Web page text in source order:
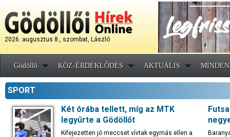
2026. augusztus 8., szombat, László
Gödöllő KÖZ-ÉRDEKLŐDÉS AKTUÁLIS
SPORT
Két órába tellett, míg az MTK
legyűrte a Gödöllőt
Kifejezetten jó meccset vívtak egymás ellen a